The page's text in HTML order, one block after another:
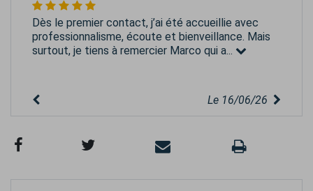
Dès le premier contact, j’ai été accueillie avec
professionnalisme, écoute et bienveillance. Mais
surtout, je tiens à remercier Marco qui a...
Le 16/06/26